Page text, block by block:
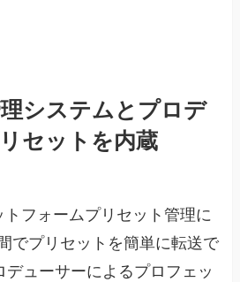
システムとプロデ
セットを内蔵
フォームプリセット管理に
でプリセットを簡単に転送で
デューサーによるプロフェッ